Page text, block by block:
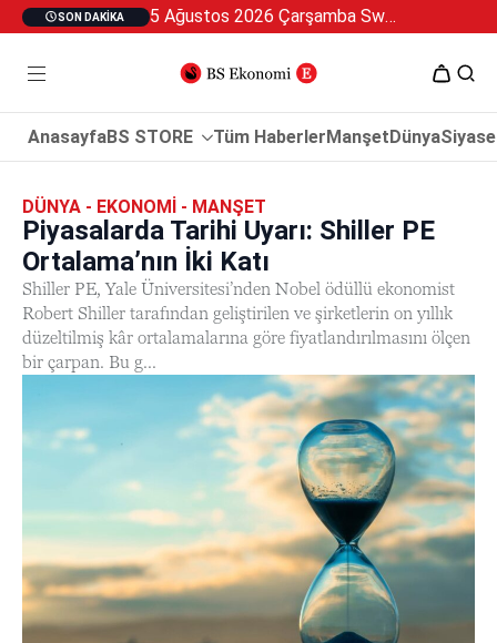
SON DAKIKA 5 Ağustos 2026 Çarşamba Swan Özel 2
AnasayfaBS STORE Tüm HaberlerManşetDünya
DÜNYA - EKONOMI - MANŞET
Piyasalarda Tarihi Uyarı: Shiller PE
Ortalama’nın İki Katı
Shiller PE, Yale Üniversitesi’nden Nobel ödüllü ekonomist
Robert Shiller tarafından geliştirilen ve şirketlerin on yıllık
düzeltilmiş kâr ortalamalarına göre fiyatlandırılmasını ölçen
bir çarpan. Bu g...